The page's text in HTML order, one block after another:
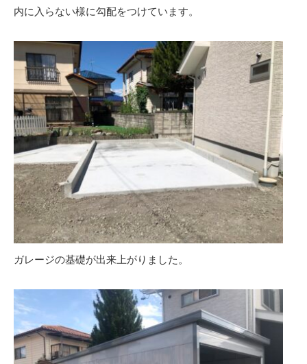
内に入らない様に勾配をつけています。
ガレージの基礎が出来上がりました。